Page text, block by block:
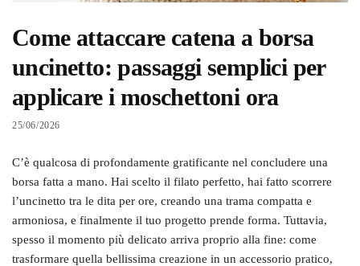
Come attaccare catena a borsa
uncinetto: passaggi semplici per
applicare i moschettoni ora
25/06/2026
C’è qualcosa di profondamente gratificante nel concludere una
borsa fatta a mano. Hai scelto il filato perfetto, hai fatto scorrere
l’uncinetto tra le dita per ore, creando una trama compatta e
armoniosa, e finalmente il tuo progetto prende forma. Tuttavia,
spesso il momento più delicato arriva proprio alla fine: come
trasformare quella bellissima creazione in un accessorio pratico,